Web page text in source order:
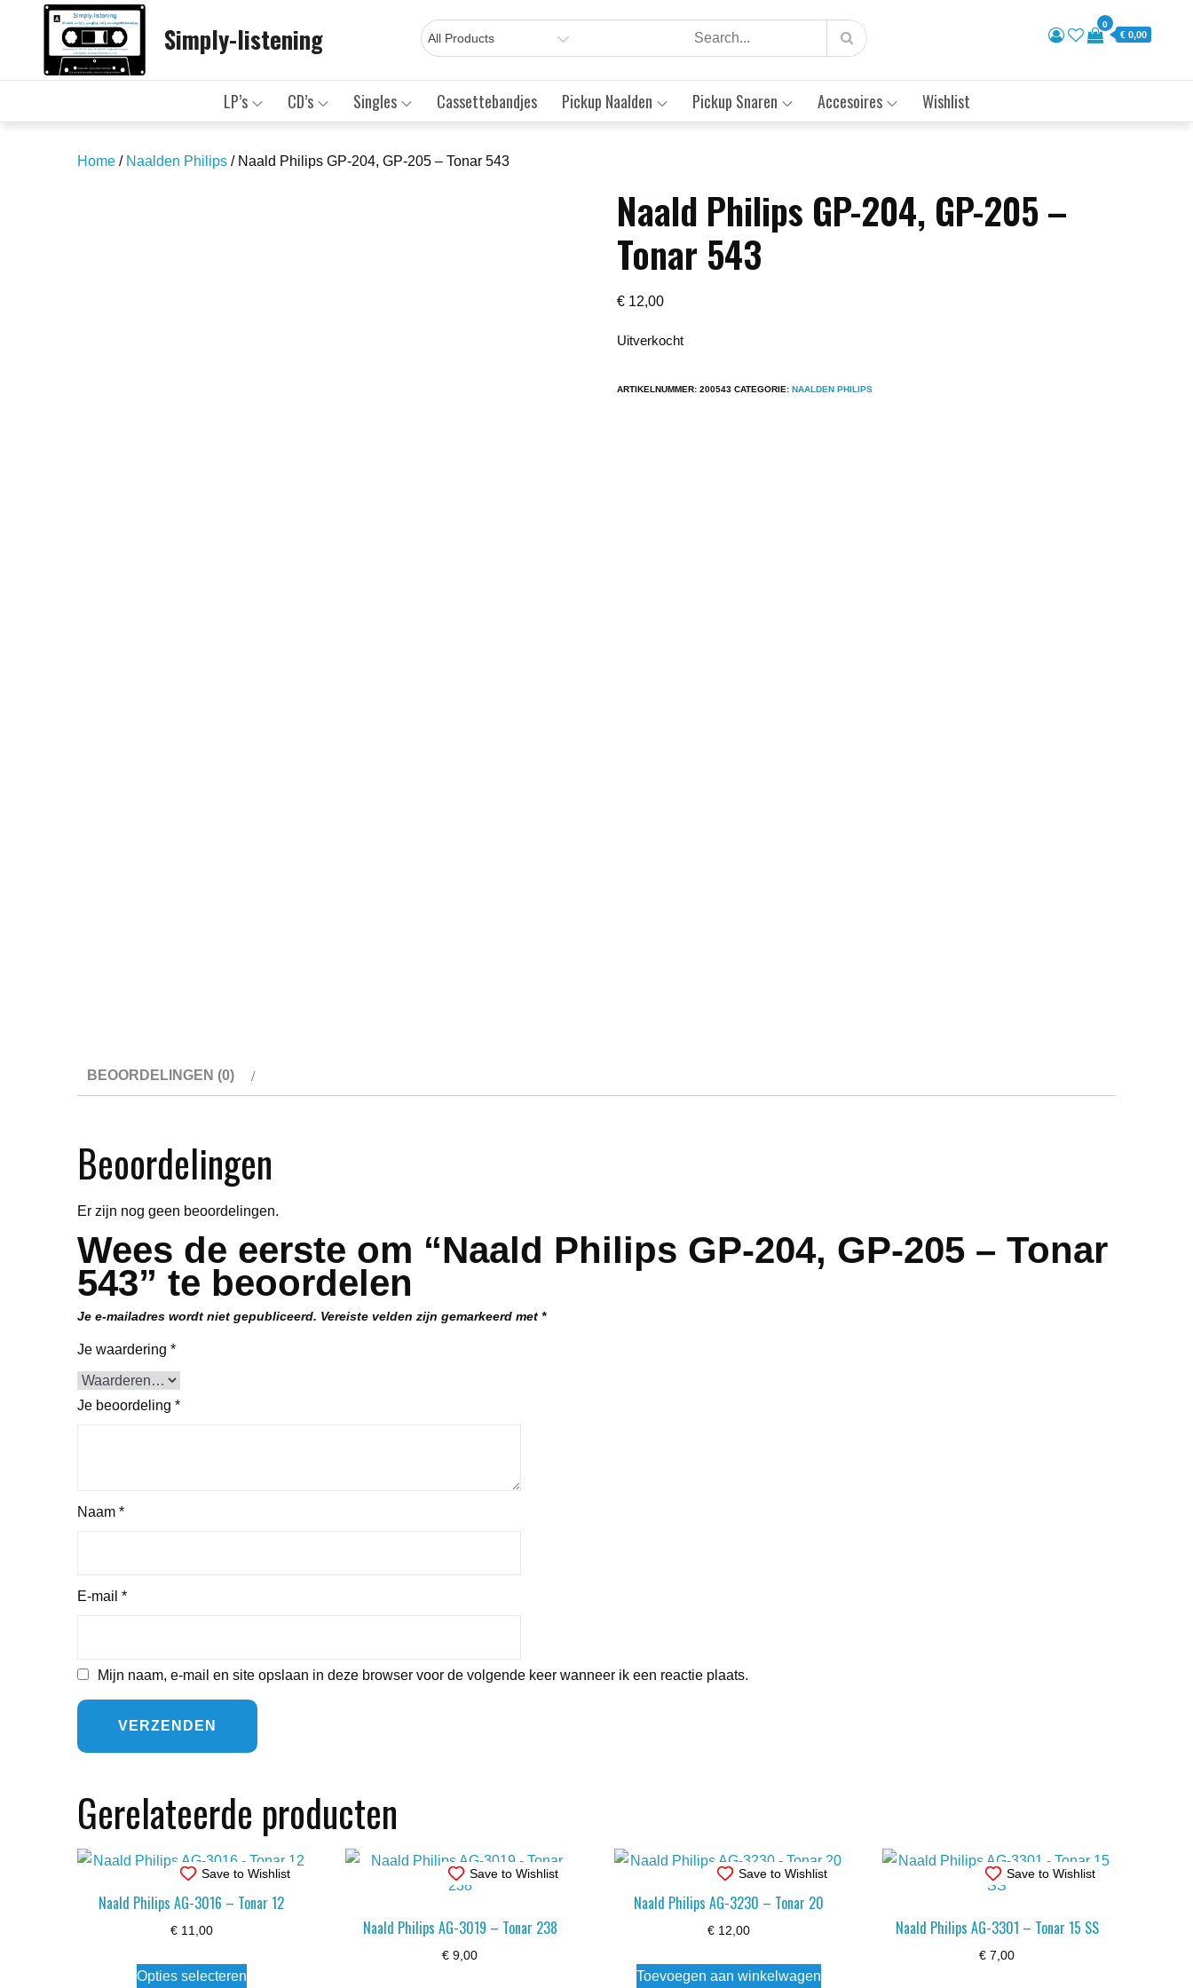
Simply-listening 0
€ 0,00
LP’s CD’s Singles Cassettebandjes Pickup Naalden Pickup Snaren Accesoires Wishlist
Home / Naalden Philips / Naald Philips GP-204, GP-205 – Tonar 543
Naald Philips GP-204, GP-205 –
Tonar 543
€ 12,00
Uitverkocht
ARTIKELNUMMER:200543 CATEGORIE:NAALDEN PHILIPS
BEOORDELINGEN (0)
Beoordelingen
Er zijn nog geen beoordelingen.
Wees de eerste om “Naald Philips GP-204, GP-205 – Tonar
543” te beoordelen
Je e-mailadres wordt niet gepubliceerd. Vereiste velden zijn gemarkeerd met *
Je waardering *
Je beoordeling *
Naam *
E-mail *
Mijn naam, e-mail en site opslaan in deze browser voor de volgende keer wanneer ik een reactie plaats.
Gerelateerde producten
Save to Wishlist
Naald Philips AG-3016 – Tonar 12
€11,00
Opties selecteren
Dit
Save to Wishlist
Naald Philips AG-3019 – Tonar 238
€ 9,00
Save to Wishlist
Naald Philips AG-3230 – Tonar 20
€12,00
Toevoegen aan winkelwagen
Save to Wishlist
Naald Philips AG-3301 – Tonar 15 SS
€ 7,00